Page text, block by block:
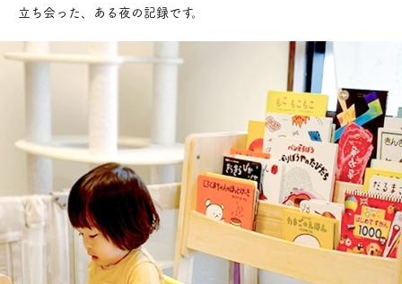
立ち会った、ある夜の記録です。